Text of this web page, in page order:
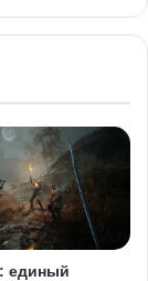
единый